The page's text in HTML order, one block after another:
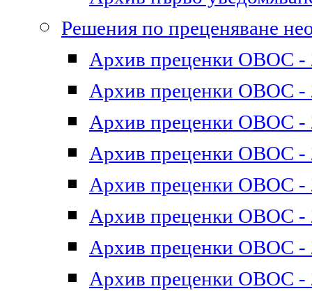
Решения по преценяване
Архив преценки ОВОС -
Архив преценки ОВОС -
Архив преценки ОВОС -
Архив преценки ОВОС -
Архив преценки ОВОС -
Архив преценки ОВОС -
Архив преценки ОВОС -
Архив преценки ОВОС -